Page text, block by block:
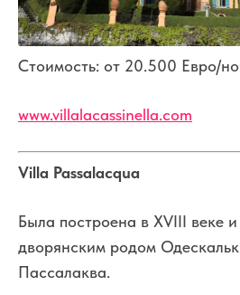
Стоимость: от 20.500 Евро/
www.villalacassinella.com
Villa Passalacqua
Была построена в XVIII веке
дворянским родом
Пассалаква.